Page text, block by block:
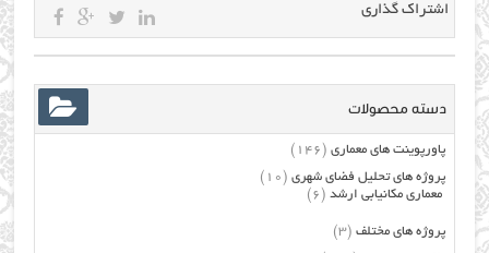
اشتراک گذاری
دسته محصولات
پاورپوینت های معماری (146)
پروژه های تحلیل فضای شهری (10)
معماری مکانیابی ارشد (6)
پروژه های مختلف (3)